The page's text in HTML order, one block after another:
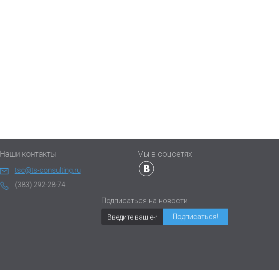
Наши контакты
tsc@ts-consulting.ru
(383) 292-28-74
Мы в соцсетях
Подписаться на новости